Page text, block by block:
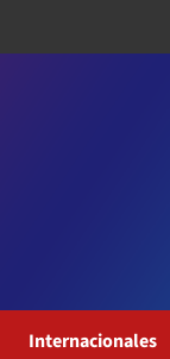
Internacionales